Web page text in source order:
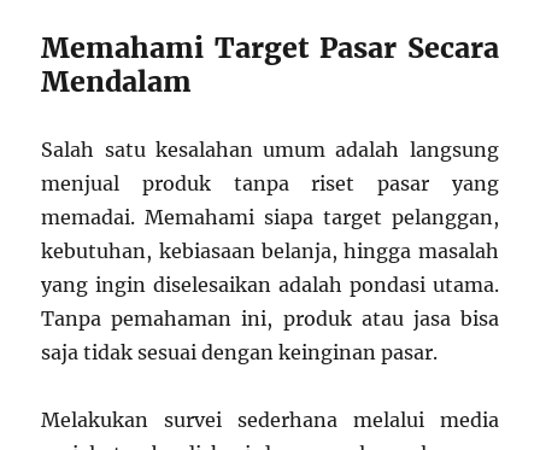
Memahami Target Pasar Secara
Mendalam
Salah satu kesalahan umum adalah langsung
menjual produk tanpa riset pasar yang
memadai. Memahami siapa target pelanggan,
kebutuhan, kebiasaan belanja, hingga masalah
yang ingin diselesaikan adalah pondasi utama.
Tanpa pemahaman ini, produk atau jasa bisa
saja tidak sesuai dengan keinginan pasar.
Melakukan survei sederhana melalui media